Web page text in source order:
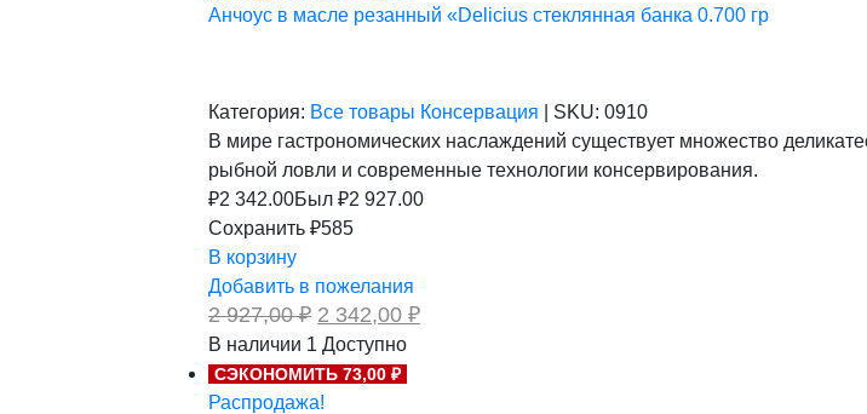
Анчоус в масле резанный «Delicius стеклянная банка 0.700 гр
Категория: Все товары Консервация SKU: 0910
В мире гастрономических наслаждений существует множество
рыбной ловли и современные технологии консервирования.
₽2 342.00Был ₽2 927.00
Сохранить ₽585
В корзину
Добавить в пожелания
2 927,00₽ Первоначальная
цена
составляла
2
927,00 ₽.
2 342,00 ₽Текущая
цена:
В наличии 1 Доступно
СЭКОНОМИТЬ 73,00 ₽
Распродажа!